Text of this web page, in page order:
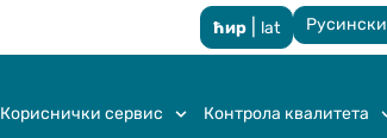
ћир| lat Русински
Кориснички сервис Контрола квалитета